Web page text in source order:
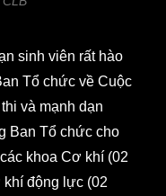
sinh viên rất hào
Tổ chức về Cuộc
và mạnh dạn
Ban Tổ chức cho
khoa Cơ khí (02
động lực (02